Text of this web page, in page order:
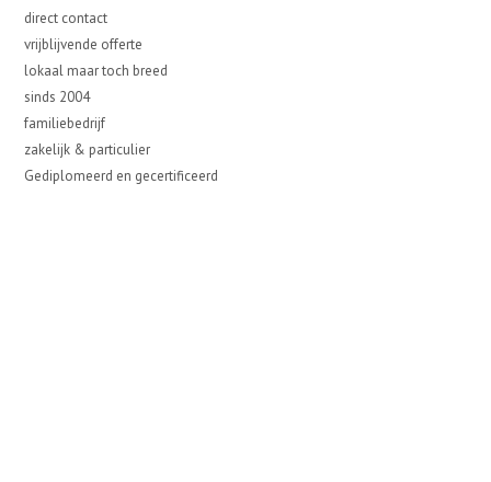
direct contact
vrijblijvende offerte
lokaal maar toch breed
sinds 2004
familiebedrijf
zakelijk & particulier
Gediplomeerd en gecertificeerd